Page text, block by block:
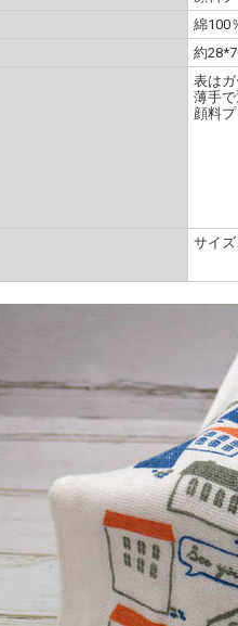
綿100
約
表は
薄手
顔料
サイ